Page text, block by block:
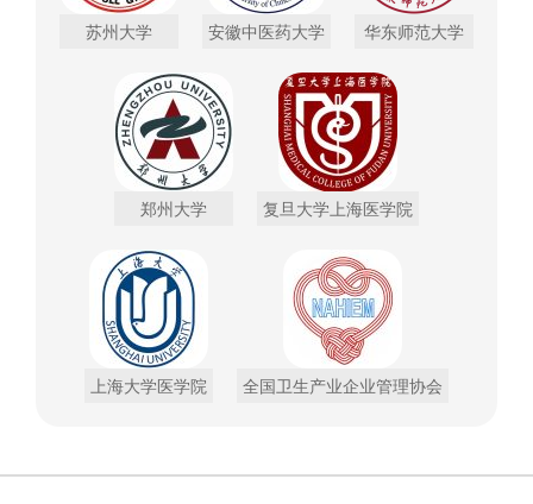
苏州大学 安徽中医药大学 华东师范大学
郑州大学 复旦大学上海医学院
上海大学医学院 全国卫生产业企业管理协会